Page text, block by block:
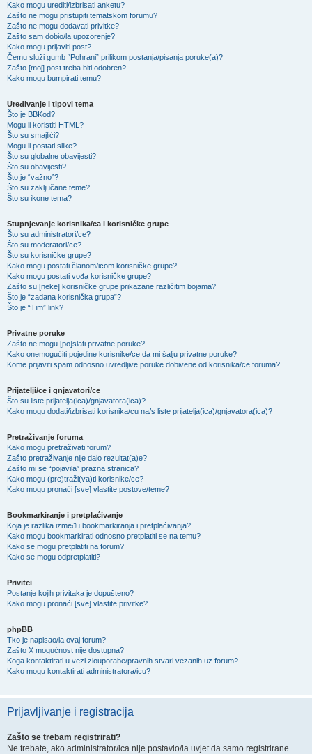
Kako mogu urediti/izbrisati anketu?
Zašto ne mogu pristupiti tematskom forumu?
Zašto ne mogu dodavati privitke?
Zašto sam dobio/la upozorenje?
Kako mogu prijaviti post?
Čemu služi gumb “Pohrani” prilikom postanja/pisanja poruke(a)?
Zašto [moj] post treba biti odobren?
Kako mogu bumpirati temu?
Uređivanje i tipovi tema
Što je BBKod?
Mogu li koristiti HTML?
Što su smajlići?
Mogu li postati slike?
Što su globalne obavijesti?
Što su obavijesti?
Što je “važno”?
Što su zaključane teme?
Što su ikone tema?
Stupnjevanje korisnika/ca i korisničke grupe
Što su administratori/ce?
Što su moderatori/ce?
Što su korisničke grupe?
Kako mogu postati članom/icom korisničke grupe?
Kako mogu postati vođa korisničke grupe?
Zašto su [neke] korisničke grupe prikazane različitim bojama?
Što je “zadana korisnička grupa”?
Što je “Tim” link?
Privatne poruke
Zašto ne mogu [po]slati privatne poruke?
Kako onemogućiti pojedine korisnike/ce da mi šalju privatne poruke?
Kome prijaviti spam odnosno uvredljive poruke dobivene od korisnika/ce foruma?
Prijatelji/ce i gnjavatori/ce
Što su liste prijatelja(ica)/gnjavatora(ica)?
Kako mogu dodati/izbrisati korisnika/cu na/s liste prijatelja(ica)/gnjavatora(ica)?
Pretraživanje foruma
Kako mogu pretraživati forum?
Zašto pretraživanje nije dalo rezultat(a)e?
Zašto mi se “pojavila” prazna stranica?
Kako mogu (pre)traži(va)ti korisnike/ce?
Kako mogu pronaći [sve] vlastite postove/teme?
Bookmarkiranje i pretplaćivanje
Koja je razlika između bookmarkiranja i pretplaćivanja?
Kako mogu bookmarkirati odnosno pretplatiti se na temu?
Kako se mogu pretplatiti na forum?
Kako se mogu odpretplatiti?
Privitci
Postanje kojih privitaka je dopušteno?
Kako mogu pronaći [sve] vlastite privitke?
phpBB
Tko je napisao/la ovaj forum?
Zašto X mogućnost nije dostupna?
Koga kontaktirati u vezi zlouporabe/pravnih stvari vezanih uz forum?
Kako mogu kontaktirati administratora/icu?
Prijavljivanje i registracija
Zašto se trebam registrirati?
Ne trebate, ako administrator/ica nije postavio/la uvjet da samo registrirane